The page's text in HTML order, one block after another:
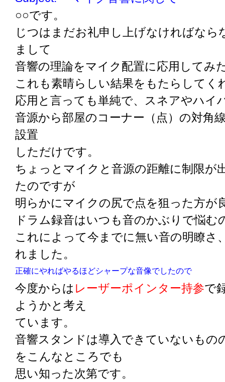
○○です。
じつはまだお礼申し上げなければなら
まして
音響の理論をマイク配置に応用してみ
これも素晴らしい結果をもたらしてく
応用と言っても単純で、スネアやハイ
音源から部屋のコーナー（点）の対角
設置
しただけです。
ちょっとマイクと音源の距離に制限が
たのですが
明らかにマイクの尻で点を狙った方が
ドラム録音はいつも音のかぶりで悩む
これによって今までに無い音の明瞭さ
れました。
正確にやればやるほどシャープな音像でしたので
今度からは レーザーポインター持参で
ようかと考え
ています。
音響スタンドは導入できていないもの
をこんなところでも
思い知った次第です。